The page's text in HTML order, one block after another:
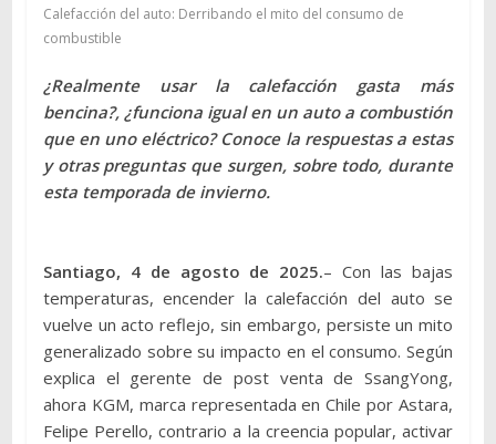
Calefacción del auto: Derribando el mito del consumo de
combustible
¿Realmente usar la calefacción gasta más
bencina?, ¿funciona igual en un auto a combustión
que en uno eléctrico? Conoce la respuestas a estas
y otras preguntas que surgen, sobre todo, durante
esta temporada de invierno.
Santiago, 4 de agosto de 2025.– Con las bajas
temperaturas, encender la calefacción del auto se
vuelve un acto reflejo, sin embargo, persiste un mito
generalizado sobre su impacto en el consumo. Según
explica el gerente de post venta de SsangYong,
ahora KGM, marca representada en Chile por Astara,
Felipe Perello, contrario a la creencia popular, activar